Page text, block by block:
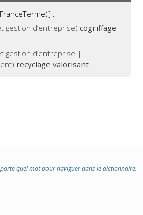
:
gestion d’entreprise)cogriffage
gestion d’entreprise |
recyclage valorisant
quel mot pour naviguer dans le dictionnaire.